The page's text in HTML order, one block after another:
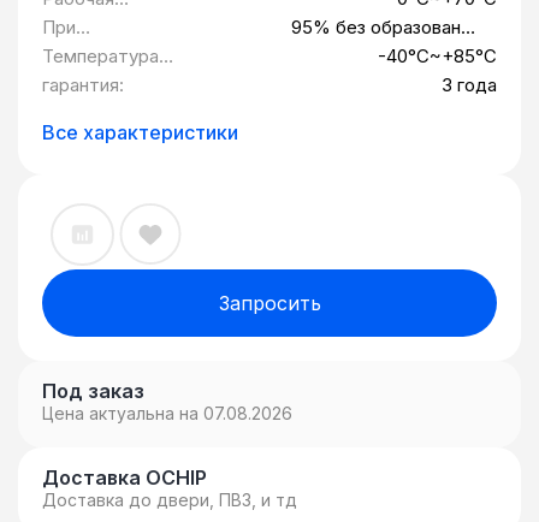
лазера. Предупреждение о потере
сигнала (Loss of signal, LOS) указывает на
потерю оптического сигнала ресивера.
Система также может получать
Fault через доступ к регистру I2C.
температура:
При
максимальной
влажности:
95% без образования
конденсата
Температура
хранения:
-40°C~+85°C
гарантия:
3 года
Все характеристики
Запросить
Под заказ
Цена актуальна на 07.08.2026
Доставка OCHIP
Доставка до двери, ПВЗ, и тд